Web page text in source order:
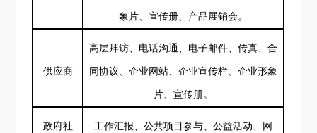
象片、宣传册、产品展销会。
供应商
高层拜访、电话沟通、电子邮件、传真、合
同协议、企业网站、企业宣传栏、企业形象
片、宣传册。
政府社 工作汇报、公共项目参与、公益活动、网